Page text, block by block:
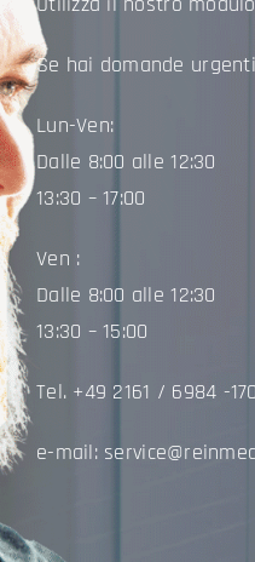
Se hai domande
Lun-Ven:
Dalle 8:00 alle 12:30
13:30 – 17:00
Ven :
Dalle 8:00 alle 12:30
13:30 – 15:00
Tel. +49 2161 / 6984 -170
e-mail: